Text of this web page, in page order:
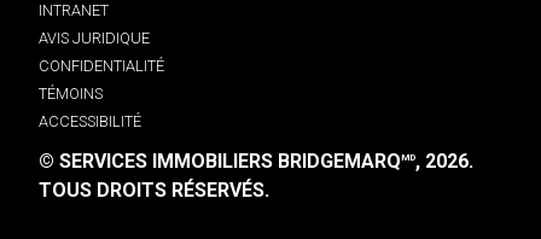
INTRANET
AVIS JURIDIQUE
CONFIDENTIALITÉ
TÉMOINS
ACCESSIBILITÉ
© SERVICES IMMOBILIERS BRIDGEMARQMD, 2026.
TOUS DROITS RÉSERVÉS.